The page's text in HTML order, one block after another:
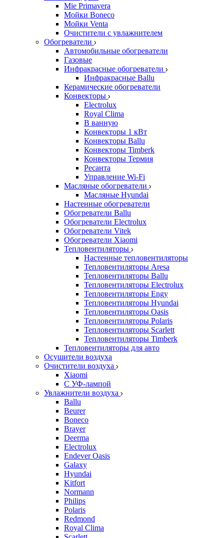
Mie Primavera
Мойки Boneco
Мойки Venta
Очистители с увлажнителем
Обогреватели
Автомобильные обогреватели
Газовые
Инфракрасные обогреватели
Инфракрасные Ballu
Керамические обогреватели
Конвекторы
Electrolux
Royal Clima
В ванную
Конвекторы 1 кВт
Конвекторы Ballu
Конвекторы Timberk
Конвекторы Термия
Ресанта
Управление Wi-Fi
Масляные обогреватели
Масляные Hyundai
Настенные обогреватели
Обогреватели Ballu
Обогреватели Electrolux
Обогреватели Vitek
Обогреватели Xiaomi
Тепловентиляторы
Настенные тепловентиляторы
Тепловентиляторы Aresa
Тепловентиляторы Ballu
Тепловентиляторы Electrolux
Тепловентиляторы Engy
Тепловентиляторы Hyundai
Тепловентиляторы Oasis
Тепловентиляторы Polaris
Тепловентиляторы Scarlett
Тепловентиляторы Timberk
Тепловентиляторы для авто
Осушители воздуха
Очистители воздуха
Xiaomi
С УФ-лампой
Увлажнители воздуха
Ballu
Beurer
Boneco
Brayer
Deerma
Electrolux
Endever Oasis
Galaxy
Hyundai
Kitfort
Normann
Philips
Polaris
Redmond
Royal Clima